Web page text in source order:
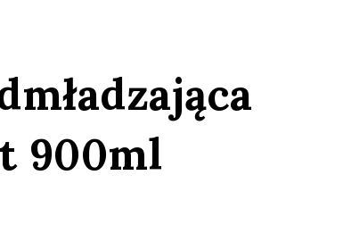
900ml